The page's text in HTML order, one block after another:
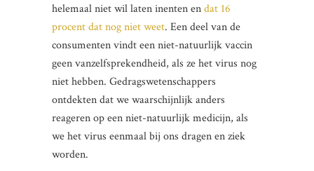
helemaal niet wil laten inenten endat 16
procent dat nog niet weet. Een deel van de
consumenten vindt een niet-natuurlijk vaccin
geen vanzelfsprekendheid, als ze het virus nog
niet hebben. Gedragswetenschappers
ontdekten dat we waarschijnlijk anders
reageren op een niet-natuurlijk medicijn, als
we het virus eenmaal bij ons dragen en ziek
worden.